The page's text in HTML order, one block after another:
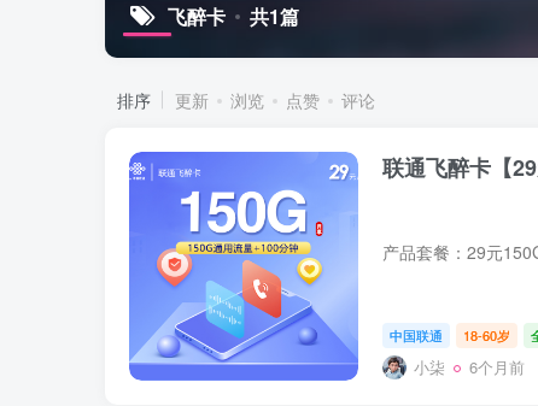
飞醉卡 共1篇
排序 更新 浏览 点赞 评论
联通飞醉卡【
中国联通 18-60岁
小柒 6个月前